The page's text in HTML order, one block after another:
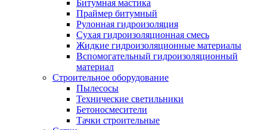
Битумная мастика
Праймер битумный
Рулонная гидроизоляция
Сухая гидроизоляционная смесь
Жидкие гидроизоляционные материалы
Вспомогательный гидроизоляционный
материал
Строительное оборудование
Пылесосы
Технические светильники
Бетоносмесители
Тачки строительные